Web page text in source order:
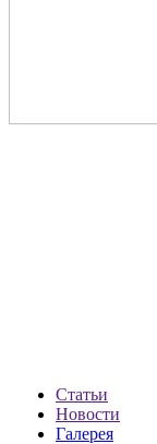
Статьи
Новости
Галерея